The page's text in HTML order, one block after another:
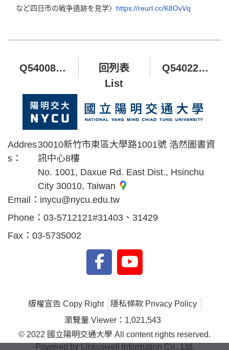
など四日市の戦争遺跡を見学〉 https://reurl.cc/K8OvVq
Q540080 百川學士學位學程獎助學金
回列表
List
Q540222 人文藝術與社會學院獎學金
Addres
s：
30010新竹市東區大學路1001號 浩然圖書資
訊中心8樓
No. 1001, Daxue Rd. East Dist., Hsinchu
City 30010, Taiwan
Email： inycu@nycu.edu.tw
Phone： 03-5712121#31403、31429
Fax： 03-5735002
版權宣告 Copy Right
隱私條款 Privacy Policy
瀏覽量 Viewer：1,021,543
© 2022 國立陽明交通大學 All content rights reserved.
Powered by Linkuswell Information Co., Ltd.